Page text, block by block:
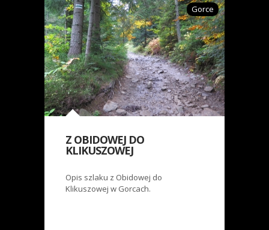
Gorce
Z OBIDOWEJ DO
KLIKUSZOWEJ
Opis szlaku z Obidowej do
Klikuszowej w Gorcach.